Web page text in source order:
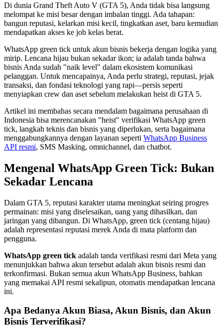
Di dunia Grand Theft Auto V (GTA 5), Anda tidak bisa langsung
melompat ke misi besar dengan imbalan tinggi. Ada tahapan:
bangun reputasi, kelarkan misi kecil, tingkatkan aset, baru kemudian
mendapatkan akses ke job kelas berat.
WhatsApp green tick untuk akun bisnis bekerja dengan logika yang
mirip. Lencana hijau bukan sekadar ikon; ia adalah tanda bahwa
bisnis Anda sudah "naik level" dalam ekosistem komunikasi
pelanggan. Untuk mencapainya, Anda perlu strategi, reputasi, jejak
transaksi, dan fondasi teknologi yang rapi—persis seperti
menyiapkan crew dan aset sebelum melakukan heist di GTA 5.
Artikel ini membahas secara mendalam bagaimana perusahaan di
Indonesia bisa merencanakan "heist" verifikasi WhatsApp green
tick, langkah teknis dan bisnis yang diperlukan, serta bagaimana
menggabungkannya dengan layanan seperti WhatsApp Business
API resmi, SMS Masking, omnichannel, dan chatbot.
Mengenal WhatsApp Green Tick: Bukan
Sekadar Lencana
Dalam GTA 5, reputasi karakter utama meningkat seiring progres
permainan: misi yang diselesaikan, uang yang dihasilkan, dan
jaringan yang dibangun. Di WhatsApp, green tick (centang hijau)
adalah representasi reputasi merek Anda di mata platform dan
pengguna.
WhatsApp green tick adalah tanda verifikasi resmi dari Meta yang
menunjukkan bahwa akun tersebut adalah akun bisnis resmi dan
terkonfirmasi. Bukan semua akun WhatsApp Business, bahkan
yang memakai API resmi sekalipun, otomatis mendapatkan lencana
ini.
Apa Bedanya Akun Biasa, Akun Bisnis, dan Akun
Bisnis Terverifikasi?